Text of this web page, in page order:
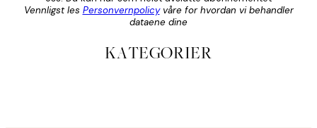
Vennligst les Personvernpolicyvåre for hvordan vi behandler
dataene dine
KATEGORIER